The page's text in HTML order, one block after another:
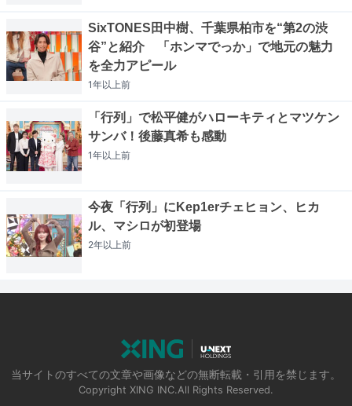
SixTONES田中樹、千葉県柏市を“第2の渋
谷”と紹介 「ホンマでっか」で地元の魅力
を全力アピール
1年以上前
「行列」で松平健がハローキティとマツケン
サンバ！後藤真希も感動
1年以上前
今夜「行列」にKep1erチェヒョン、ヒカ
ル、マシロが初登場
2年以上前
当サイトのすべての文章や画像などの無断転載・引用を禁じます。
Copyright XING INC.All Rights Reserved.